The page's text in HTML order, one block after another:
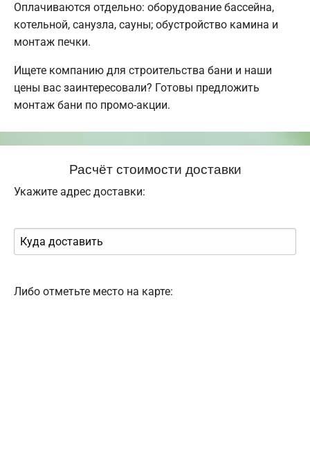
Оплачиваются отдельно: оборудование бассейна,
котельной, санузла, сауны; обустройство камина и
монтаж печки.
Ищете компанию для строительства бани и наши
цены вас заинтересовали? Готовы предложить
монтаж бани по промо-акции.
Расчёт стоимости доставки
Укажите адрес доставки:
Либо отметьте место на карте: